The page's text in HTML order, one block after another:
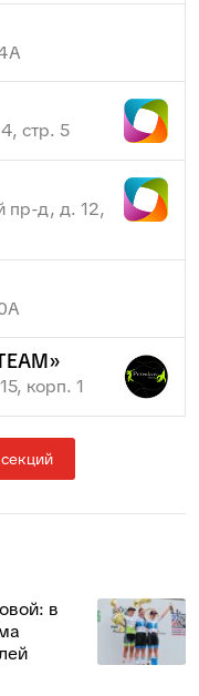
стр. 5
пр-д, д. 12,
корп. 1
в